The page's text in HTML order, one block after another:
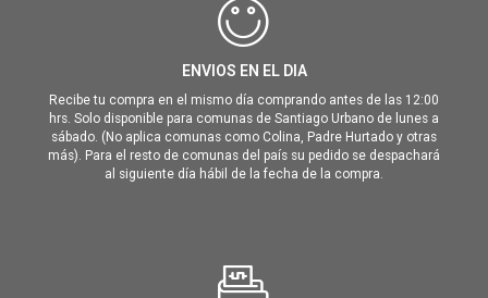
ENVIOS EN EL DIA
Recibe tu compra en el mismo día comprando antes de las 12:00
hrs. Solo disponible para comunas de Santiago Urbano de lunes a
sábado. (No aplica comunas como Colina, Padre Hurtado y otras
más). Para el resto de comunas del país su pedido se despachará
al siguiente día hábil de la fecha de la compra.